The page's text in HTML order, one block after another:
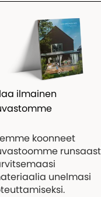
ilmainen
koonneet
unelmasi